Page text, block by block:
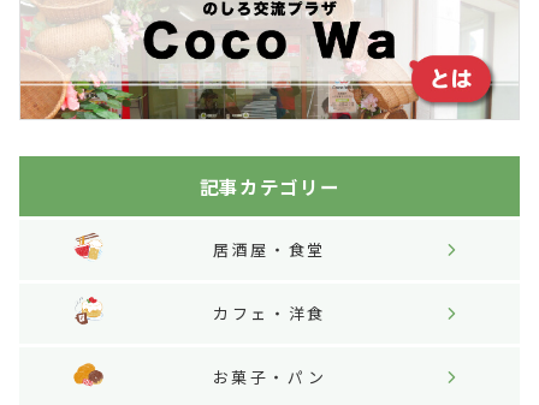
記事カテゴリー
居酒屋・食堂
カフェ・洋食
お菓子・パン